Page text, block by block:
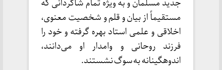
جدید مسلمان و به ویژه تمام شاگردانی که
مستقیماً از بیان و قلم و شخصیت معنوی،
اخلاقی و علمی استاد بهره گرفته و خود را
فرزند روحانی و وامدار او می‌دانند،
اندوهگینانه به سوگ نشستند.